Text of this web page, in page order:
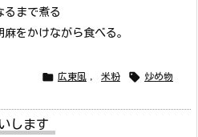
るまで煮る
をかけながら食べる。
 広東風 米粉  炒め物
します